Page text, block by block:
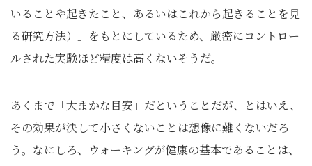
いることや起きたこと、あるいはこれから起きることを見
る研究方法）」をもとにしているため、厳密にコントロー
ルされた実験ほど精度は高くないそうだ。
あくまで「大まかな目安」だということだが、とはいえ、
その効果が決して小さくないことは想像に難くないだろ
う。なにしろ、ウォーキングが健康の基本であることは、